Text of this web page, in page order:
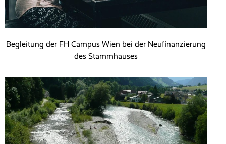
Begleitung der FH Campus Wien bei der Neufinanzierung
des Stammhauses